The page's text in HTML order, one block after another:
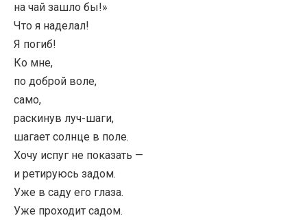
на чай зашло бы!»
Что я наделал!
Я погиб!
Ко мне,
по доброй воле,
само,
раскинув луч-шаги,
шагает солнце в поле.
Хочу испуг не показать —
и ретируюсь задом.
Уже в саду его глаза.
Уже проходит садом.